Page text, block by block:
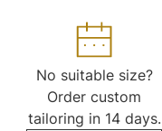
No suitable size?
Order custom
tailoring in 14 days.